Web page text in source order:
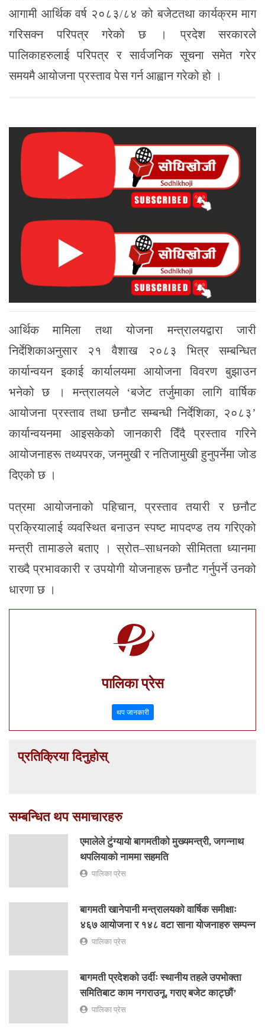
आगामी आर्थिक वर्ष २०८३/८४ को बजेटतथा कार्यक्रम माग
गरिसक्न परिपत्र गरेको छ । प्रदेश सरकारले
पालिकाहरुलाई परिपत्र र सार्वजनिक सूचना समेत गरेर
समयमै आयोजना प्रस्ताव पेस गर्न आह्वान गरेको हो ।
आर्थिक मामिला तथा योजना मन्त्रालयद्वारा जारी
निर्देशिकाअनुसार २१ वैशाख २०८३ भित्र सम्बन्धित
कार्यान्वयन इकाई कार्यालयमा आयोजना विवरण बुझाउन
भनेको छ । मन्त्रालयले ‘बजेट तर्जुमाका लागि वार्षिक
आयोजना प्रस्ताव तथा छनौट सम्बन्धी निर्देशिका, २०८३’
कार्यान्वयनमा आइसकेको जानकारी दिँदै प्रस्ताव गरिने
आयोजनाहरू तथ्यपरक, जनमुखी र नतिजामुखी हुनुपर्नेमा जोड
दिएको छ ।
पत्रमा आयोजनाको पहिचान, प्रस्ताव तयारी र छनौट
प्रक्रियालाई व्यवस्थित बनाउन स्पष्ट मापदण्ड तय गरिएको
मन्त्री तामाङले बताए । स्रोत–साधनको सीमितता ध्यानमा
राख्दै प्रभावकारी र उपयोगी योजनाहरू छनौट गर्नुपर्ने उनको
धारणा छ ।
पालिका प्रेस
थप जानकारी
प्रतिक्रिया दिनुहोस्
सम्बन्धित थप समाचारहरु
एमालेले टुंग्यायो बागमतीको मुख्यमन्त्री, जगन्नाथ
थपलियाको नाममा सहमति
पालिका प्रेस
बागमती खानेपानी मन्त्रालयको वार्षिक समीक्षाः
४६७ आयोजना र १४८ वटा साना योजनाहरु सम्पन्न
पालिका प्रेस
बागमती प्रदेशको उर्दीः स्थानीय तहले उपभोक्ता
समितिबाट काम नगराउनू, गराए बजेट काट्छौं’
पालिका प्रेस